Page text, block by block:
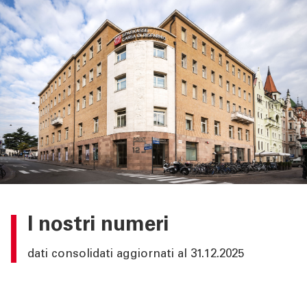
I nostri numeri
dati consolidati aggiornati al 31.12.2025